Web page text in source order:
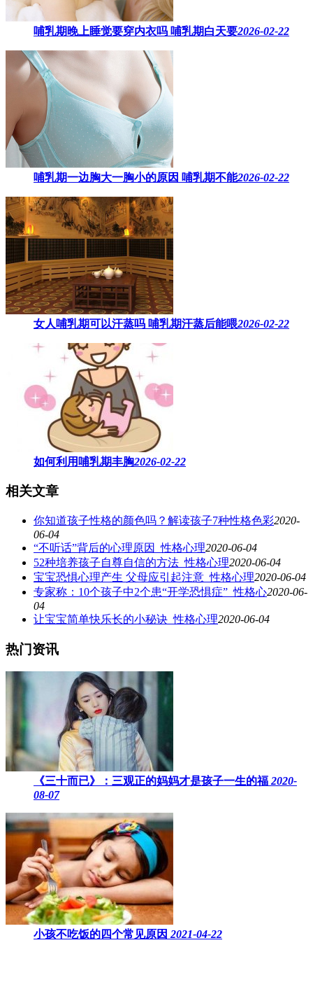
哺乳期晚上睡觉要穿内衣吗​ 哺乳期白天要2026-02-22
哺乳期一边胸大一胸小的原因​ 哺乳期不能2026-02-22
女人哺乳期可以汗蒸吗 ​哺乳期汗蒸后能喂2026-02-22
如何利用哺乳期丰胸2026-02-22
相关文章
你知道孩子性格的颜色吗？解读孩子7种性格色彩2020-
06-04
“不听话”背后的心理原因_性格心理2020-06-04
52种培养孩子自尊自信的方法_性格心理2020-06-04
宝宝恐惧心理产生 父母应引起注意_性格心理2020-06-04
专家称：10个孩子中2个患“开学恐惧症”_性格心2020-06-
04
让宝宝简单快乐长的小秘诀_性格心理2020-06-04
热门资讯
《三十而已》：三观正的妈妈才是孩子一生的福 2020-
08-07
小孩不吃饭的四个常见原因 2021-04-22